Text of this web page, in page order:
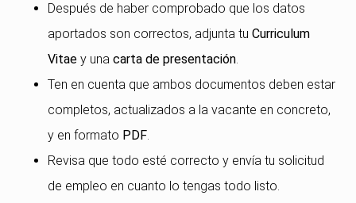
Después de haber comprobado que los datos
aportados son correctos, adjunta tu Curriculum
Vitae y una carta de presentación.
Ten en cuenta que ambos documentos deben estar
completos, actualizados a la vacante en concreto,
y en formato PDF.
Revisa que todo esté correcto y envía tu solicitud
de empleo en cuanto lo tengas todo listo.